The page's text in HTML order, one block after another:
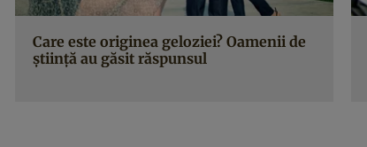
Care este originea geloziei? Oamenii de
ştiinţă au găsit răspunsul